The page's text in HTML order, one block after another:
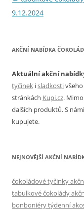
pro
9.12.2024
AKČNÍ NABÍDKA
Aktuální akční
tyčinek isladkosti
stránkách Kupi.cz.
dalších produktů. S
kupujete.
NEJNOVĚJŠÍ AKČNÍ
čokoládové tyčinky
tabulkové čokolády
bonboniéry týdenní